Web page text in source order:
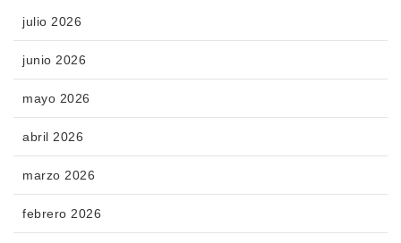
julio 2026
junio 2026
mayo 2026
abril 2026
marzo 2026
febrero 2026